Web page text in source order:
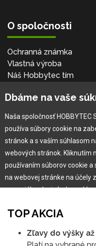
O spoločnosti
Ochranná známka
Vlastná výroba
Náš Hobbytec tím
Naša história
Pre zákazníka
Garancia najlepšej ceny
Užívateľský manuál
Reklamácia
TOP AKCIA
Zľavy do výšky až
Dbáme na vaše
Naša spoločnosť HOBBYTEC
používa súbory cookie na
stránok a s vaším súhlasom
webových stránok. Kliknutím
používaním súborov cookie
na webovej stránke na účely
na sociálnych sieťach a
Viac informácií
Na našich webových